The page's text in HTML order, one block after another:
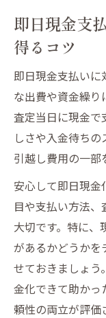
即日現金支
得るコツ
即日現金支払い
な出費や資金繰り
査定当日に現金で
しさや入金待ちの
引越し費用の一部
安心して即日現
目や支払い方法
大切です。特に、
があるかどうかを
せておきましょう
金化できて助かっ
頼性の両立が評価